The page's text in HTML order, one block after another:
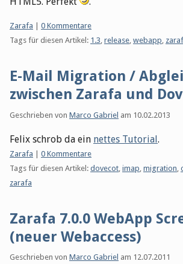
Kategorien:
Zarafa | 0 Kommentare
Tags für diesen Artikel: 1.3 release webapp
E-Mail Migration /
zwischen Zarafa und
Geschrieben von Marco Gabriel am 10.02.2013
Felix schrob da ein nettes Tutorial.
Kategorien:
Zarafa | 0 Kommentare
Tags für diesen Artikel: dovecot imap migration
zarafa
Zarafa 7.0.0 WebApp
(neuer Webaccess)
Geschrieben von Marco Gabriel am 12.07.2011